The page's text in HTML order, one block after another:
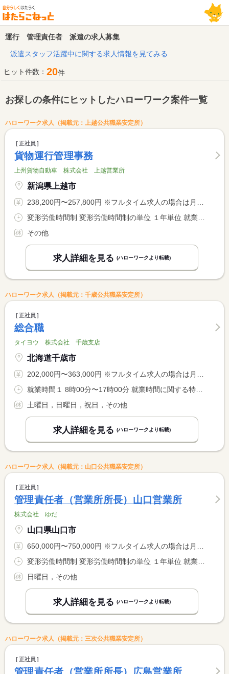
運行 管理責任者 派遣の求人募集
派遣スタッフ活躍中に関する求人情報を見てみる
ヒット件数： 20件
お探しの条件にヒットしたハローワーク案件一覧
ハローワーク求人（掲載元：上越公共職業安定所）
正社員
貨物運行管理事務
上州貨物自動車 株式会社 上越営業所
新潟県上越市
238,200円〜257,800円 ※フルタイム求人の場合は月額（換算額）、パート求人の場合は時間額を表示しています。
その他
求人詳細を見る (ハローワークより転載)
ハローワーク求人（掲載元：千歳公共職業安定所）
正社員
総合職
タイヨウ 株式会社 千歳支店
北海道千歳市
202,000円〜363,000円 ※フルタイム求人の場合は月額（換算額）、パート求人の場合は時間額を表示しています。
土曜日，日曜日，祝日，その他
求人詳細を見る (ハローワークより転載)
ハローワーク求人（掲載元：山口公共職業安定所）
正社員
管理責任者（営業所所長）山口営業所
株式会社 ゆだ
山口県山口市
650,000円〜750,000円 ※フルタイム求人の場合は月額（換算額）、パート求人の場合は時間額を表示しています。
日曜日，その他
求人詳細を見る (ハローワークより転載)
ハローワーク求人（掲載元：三次公共職業安定所）
正社員
管理責任者（営業所所長）広島営業所